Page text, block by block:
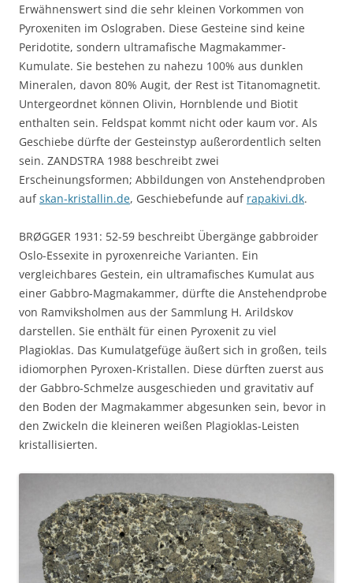
Erwähnenswert sind die sehr kleinen Vorkommen von
Pyroxeniten im Oslograben. Diese Gesteine sind keine
Peridotite, sondern ultramafische Magmakammer-
Kumulate. Sie bestehen zu nahezu 100% aus dunklen
Mineralen, davon 80% Augit, der Rest ist Titanomagnetit.
Untergeordnet können Olivin, Hornblende und Biotit
enthalten sein. Feldspat kommt nicht oder kaum vor. Als
Geschiebe dürfte der Gesteinstyp außerordentlich selten
sein. ZANDSTRA 1988 beschreibt zwei
Erscheinungsformen; Abbildungen von Anstehendproben
aufskan-kristallin.de, Geschiebefunde auf rapakivi.dk.
BRØGGER 1931: 52-59 beschreibt Übergänge gabbroider
Oslo-Essexite in pyroxenreiche Varianten. Ein
vergleichbares Gestein, ein ultramafisches Kumulat aus
einer Gabbro-Magmakammer, dürfte die Anstehendprobe
von Ramviksholmen aus der Sammlung H. Arildskov
darstellen. Sie enthält für einen Pyroxenit zu viel
Plagioklas. Das Kumulatgefüge äußert sich in großen, teils
idiomorphen Pyroxen-Kristallen. Diese dürften zuerst aus
der Gabbro-Schmelze ausgeschieden und gravitativ auf
den Boden der Magmakammer abgesunken sein, bevor in
den Zwickeln die kleineren weißen Plagioklas-Leisten
kristallisierten.